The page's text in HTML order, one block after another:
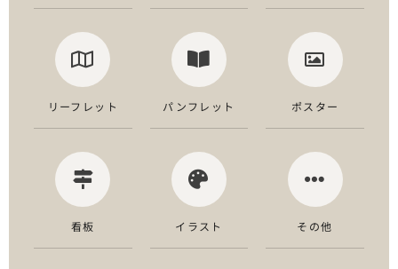
リーフレット パンフレット ポスター
看板 イラスト その他